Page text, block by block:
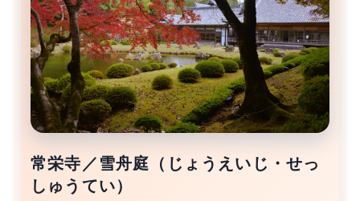
常栄寺／雪舟庭（じょうえいじ・せっ
しゅうてい）